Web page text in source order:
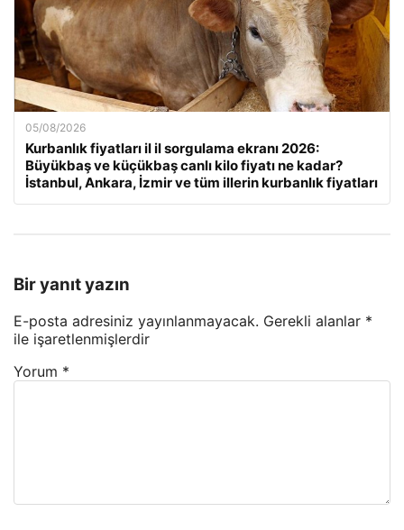
05/08/2026
Kurbanlık fiyatları il il sorgulama ekranı 2026:
Büyükbaş ve küçükbaş canlı kilo fiyatı ne kadar?
İstanbul, Ankara, İzmir ve tüm illerin kurbanlık fiyatları
Bir yanıt yazın
E-posta adresiniz yayınlanmayacak. Gerekli alanlar *
ile işaretlenmişlerdir
Yorum *